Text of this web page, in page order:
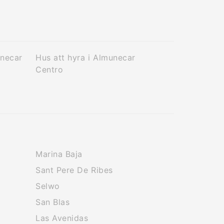
Hus att hyra i Almunecar
Centro
Marina Baja
Sant Pere De Ribes
Selwo
San Blas
Las Avenidas